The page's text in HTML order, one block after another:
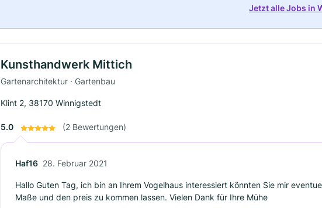
Jetzt alle Jobs in
Kunsthandwerk Mittich
Gartenarchitektur · Gartenbau
Klint 2, 38170 Winnigstedt
5.0 (2 Bewertungen)
Haf16 28. Februar 2021
Hallo Guten Tag, ich bin an Ihrem Vogelhaus interessiert könnten Sie mir
Maße und den preis zu kommen lassen. Vielen Dank für Ihre Mühe